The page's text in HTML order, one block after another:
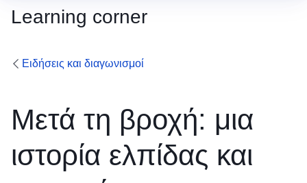
Learning corner
Ειδήσεις και διαγωνισμοί
Μετά τη βροχή: μια
ιστορία ελπίδας και